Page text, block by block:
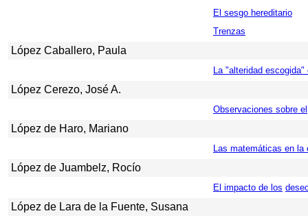
El sesgo hereditario
Trenzas
López Caballero, Paula
La "alteridad
López Cerezo, José A.
Observaciones sobre el
López de Haro, Mariano
Las matemáticas en
López de Juambelz, Rocío
El impacto de los
López de Lara de la Fuente, Susana